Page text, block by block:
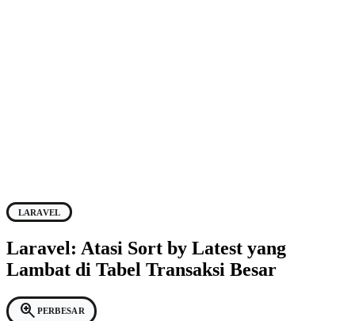
LARAVEL
Laravel: Atasi Sort by Latest yang
Lambat di Tabel Transaksi Besar
zoom_in PERBESAR